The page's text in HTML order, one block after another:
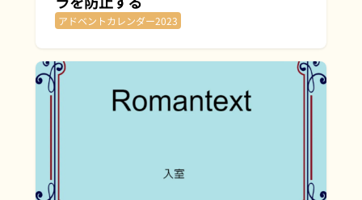
アドベントカレンダー2023